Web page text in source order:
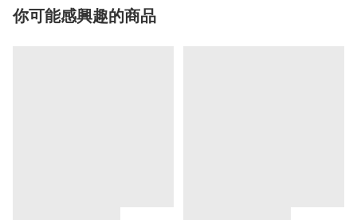
你可能感興趣的商品